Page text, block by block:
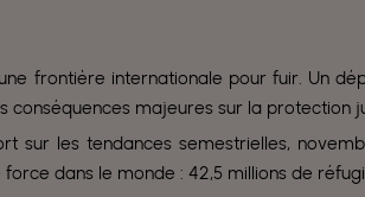
frontière internationale pour fuir. Un
conséquences majeures sur la protection
sur les tendances semestrielles,
dans le monde : 42,5 millions de